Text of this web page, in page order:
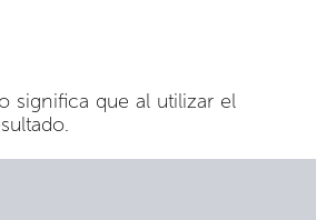
significa que al utilizar el